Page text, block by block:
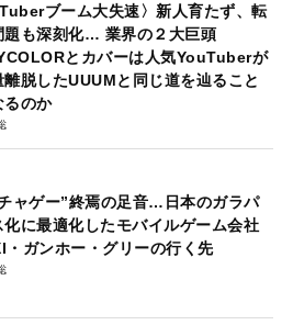
ブーム大失速〉新人育たず、転
題も深刻化… 業界の２大巨頭
とカバーは人気YouTuberが
離脱したUUUMと同じ道を辿ること
るのか
ャゲー”終焉の足音…日本のガラパ
化に最適化したモバイルゲーム会社
・ガンホー・グリーの行く先